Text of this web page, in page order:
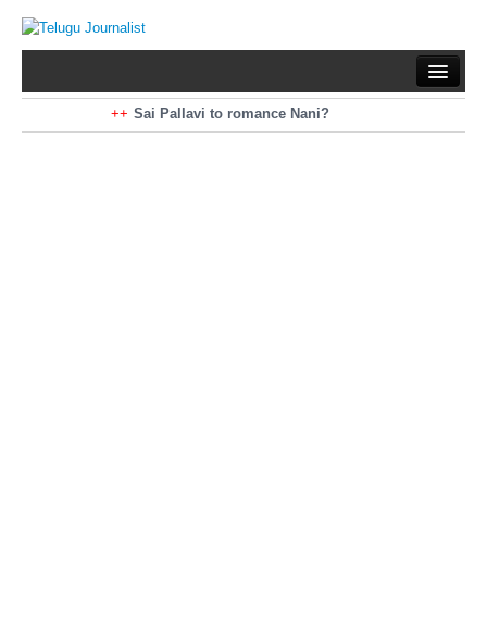
Sai Pallavi to romance Nani?
Kiara Advani to romance Pawan Kalyan